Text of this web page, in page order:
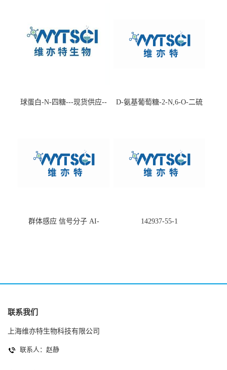
球蛋白-N-四糖---现货供应--
D-氨基葡萄糖-2-N,6-O-二硫
群体感应 信号分子 AI-
142937-55-1
联系我们
上海维亦特生物科技有限公司
联系人：赵静